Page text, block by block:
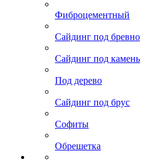
Фиброцементный
Сайдинг под бревно
Сайдинг под камень
Под дерево
Сайдинг под брус
Софиты
Обрешетка